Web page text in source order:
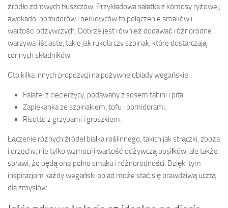
źródło zdrowych tłuszczów. Przykładowa sałatka z komosy ryżowej,
awokado, pomidorów i nerkowców to połączenie smaków i
wartości odżywczych. Dobrze jest również dodawać różnorodne
warzywa liściaste, takie jak rukola czy szpinak, które dostarczają
cennych składników.
Oto kilka innych propozycji na pożywne obiady wegańskie:
Falafel z ciecierzycy, podawany z sosem tahini i pita.
Zapiekanka ze szpinakiem, tofu i pomidorami.
Risotto z grzybami i groszkiem.
Łączenie różnych źródeł białka roślinnego, takich jak strączki, zboża
i orzechy, nie tylko wzmocni wartość odżywczą posiłków, ale także
sprawi, że będą one pełne smaku i różnorodności. Dzięki tym
inspiracjom każdy wegański obiad może stać się prawdziwą ucztą
dla zmysłów.